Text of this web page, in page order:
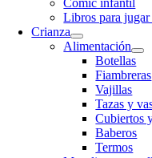
Cómic infantil
Libros para jugar
Crianza
Alimentación
Botellas
Fiambreras
Vajillas
Tazas y
Cubiertos
Baberos
Termos